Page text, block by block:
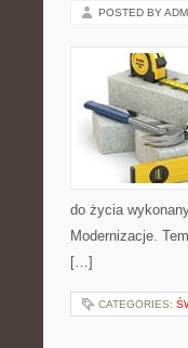
POSTED BY
do życia
Modernizacje.
[…]
CATEGORIES: